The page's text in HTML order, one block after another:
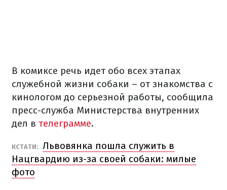
В комиксе речь идет обо всех этапах
служебной жизни собаки – от знакомства с
кинологом до серьезной работы, сообщила
пресс-служба Министерства внутренних
дел в телеграмме.
КСТАТИ: Львовянка пошла служить в
Нацгвардию из-за своей собаки: милые
фото